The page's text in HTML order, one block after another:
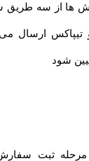
ها از سه
و تیپاکس ارسال
شود
ثبت